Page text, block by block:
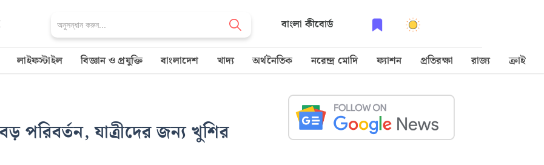
বাংলা কীবোর্ড
লাইফস্টাইল বিজ্ঞান ও প্রযুক্তি বাংলাদেশ খাদ্য অর্থনৈতিক নরেন্দ্র মোদি ফ্যাশন প্রতিরক্ষা রাজ্য ক্রাইম
পরিবর্তন, যাত্রীদের জন্য খুশির